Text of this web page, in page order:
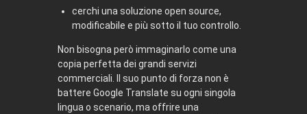
cerchi una soluzione open source,
modificabile e più sotto il tuo controllo.
Non bisogna però immaginarlo come una
copia perfetta dei grandi servizi
commerciali. Il suo punto di forza non è
battere Google Translate su ogni singola
lingua o scenario, ma offrire una